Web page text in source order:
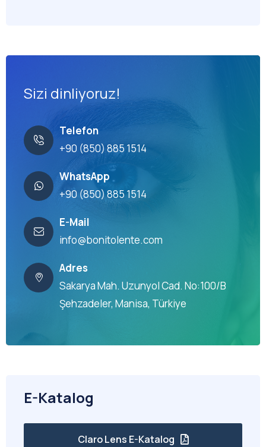
Sizi dinliyoruz!
Telefon
+90 (850) 885 1514
WhatsApp
+90 (850) 885 1514
E-Mail
info@bonitolente.com
Adres
Sakarya Mah. Uzunyol Cad. No:100/B
Şehzadeler, Manisa, Türkiye
E-Katalog
Claro Lens E-Katalog